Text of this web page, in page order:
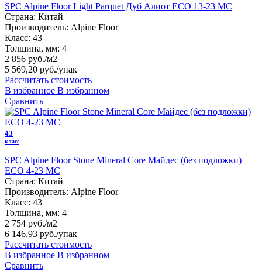
SPC Alpine Floor Light Parquet Дуб Алиот ЕСО 13-23 MC
Страна: Китай
Производитель: Alpine Floor
Класс: 43
Толщина, мм: 4
2 856 руб./м2
5 569,20 руб./упак
Рассчитать стоимость
В избранное В избранном
Сравнить
43
класс
SPC Alpine Floor Stone Mineral Core Майдес (без подложки)
ЕСО 4-23 MC
Страна: Китай
Производитель: Alpine Floor
Класс: 43
Толщина, мм: 4
2 754 руб./м2
6 146,93 руб./упак
Рассчитать стоимость
В избранное В избранном
Сравнить